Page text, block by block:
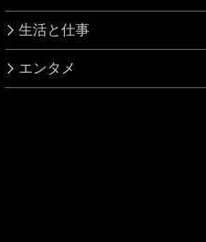
生活と仕事
エンタメ